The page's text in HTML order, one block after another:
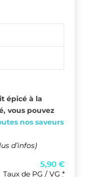
épicé à la
vous pouvez
nos saveurs
d’infos)
5,90 €
Taux de PG / VG *